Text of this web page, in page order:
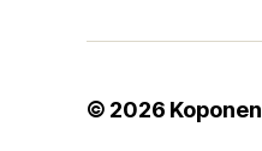
© 2026 Koponen